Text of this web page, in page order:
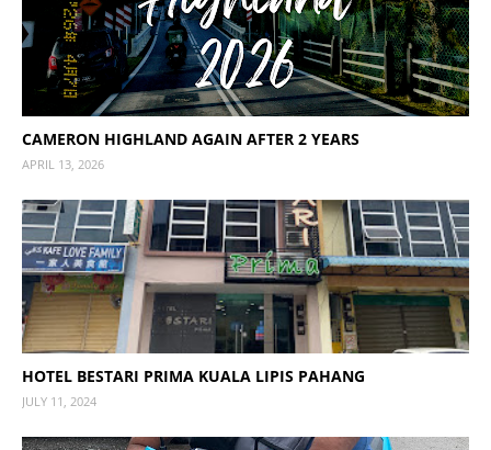
CAMERON HIGHLAND AGAIN AFTER 2 YEARS
APRIL 13, 2026
HOTEL BESTARI PRIMA KUALA LIPIS PAHANG
JULY 11, 2024